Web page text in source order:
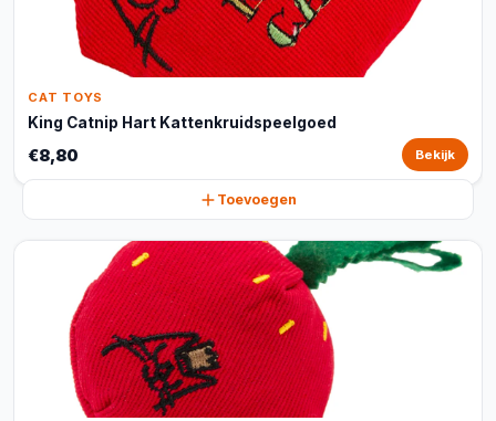
CAT TOYS
King Catnip Hart Kattenkruidspeelgoed
€8,80 Bekijk
Toevoegen